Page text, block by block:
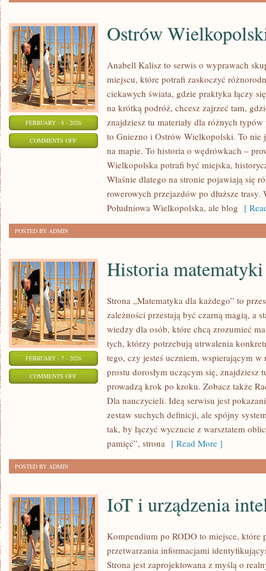
FEBRUARY - 8 - 2026
COMMENTS OFFON
WIELKOPOLSKI
Ostrów
Anabell Kalisz to serwis o wyprawach
miejscu, które potrafi zaskoczyć
ciekawych świata, gdzie praktyka łączy
na krótką podróż, chcesz zajrzeć tam,
znajdziesz tu materiały dla różnych
to Gniezno i Ostrów Wielkopolski. To nie
na mapie. To historia o wędrówkach –
Wielkopolska potrafi być miejska,
Właśnie dlatego na stronie pojawiają się
rowerowych przejazdów po dłuższe
Południowa Wielkopolska, ale blog [
POSTED BY ADMIN
FEBRUARY - 7 - 2026
COMMENTS OFFON
MATEMATYKI
Historia matematyki
Strona „Matematyka dla każdego” to
zależności przestają być czarną magią, a
wiedzy dla osób, które chcą zrozumieć
tych, którzy potrzebują utrwalenia
tego, czy jesteś uczniem, wspierającym
prostu dorosłym uczącym się, znajdziesz
prowadzą krok po kroku. Zobacz także
Dla nauczycieli. Ideą serwisu jest
zestaw suchych definicji, ale spójny
tak, by łączyć wyczucie z warsztatem
pamięć”, strona [ Read More ]
POSTED BY ADMIN
IoT i urządzenia
Kompendium po RODO to miejsce, które
przetwarzania informacjami
Strona jest zaprojektowana z myślą o